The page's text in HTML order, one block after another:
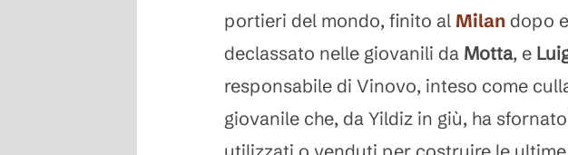
portieri del mondo, finito al Milan dopo
declassato nelle giovanili da Motta, e
responsabile di Vinovo, inteso come
giovanile che, da Yildiz in giù, ha